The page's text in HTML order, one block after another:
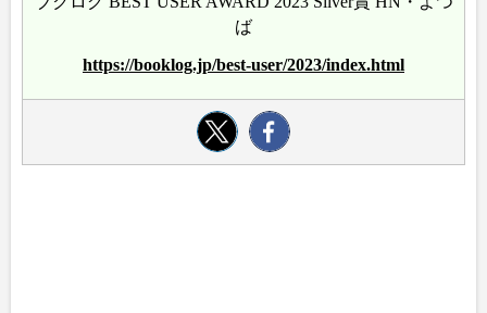
ば
https://booklog.jp/best-user/2023/index.html